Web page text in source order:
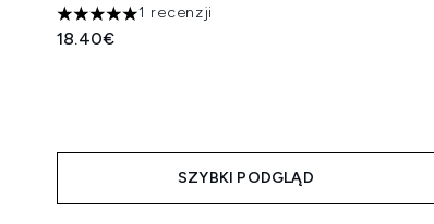
5 gwiazdek na maksymalnie 5
1 recenzji
18.40€
SZYBKI PODGLĄD